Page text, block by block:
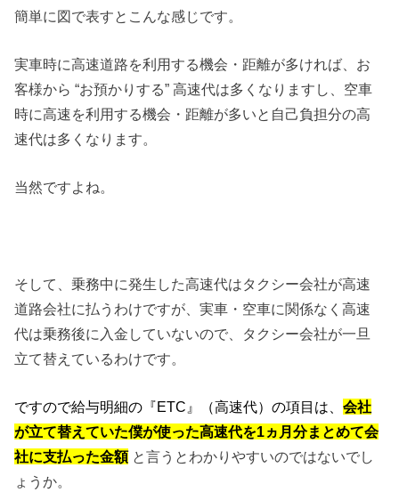
簡単に図で表すとこんな感じです。
実車時に高速道路を利用する機会・距離が多ければ、お
客様から “お預かりする” 高速代は多くなりますし、空車
時に高速を利用する機会・距離が多いと自己負担分の高
速代は多くなります。
当然ですよね。
そして、乗務中に発生した高速代はタクシー会社が高速
道路会社に払うわけですが、実車・空車に関係なく高速
代は乗務後に入金していないので、タクシー会社が一旦
立て替えているわけです。
ですので給与明細の『ETC』（高速代）の項目は、会社
が立て替えていた僕が使った高速代を1ヵ月分まとめて会
社に支払った金額と言うとわかりやすいのではないでし
ょうか。